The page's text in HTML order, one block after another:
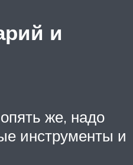
и
же, надо
инструменты и